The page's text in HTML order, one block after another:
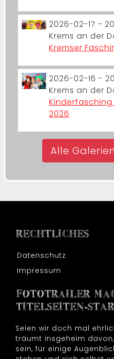
2026-02-17 -
Krems an der
Kremser
2026-02-16 -
Krems an der
Kinderfasching
2026
Alle
RECHTLICHES
Datenschutz
Impressum
FOTOTRAILER
TITELSEITEN-
Seien wir doch mal
träumt insgeheim
sein, für einige